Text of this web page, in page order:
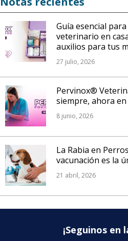
Guía esencial
veterinario en
auxilios para tus
27 julio, 2026
Pervinox®
siempre, ahora
8 junio, 2026
La Rabia en
vacunación es la
21 abril, 2026
¡Seguinos en